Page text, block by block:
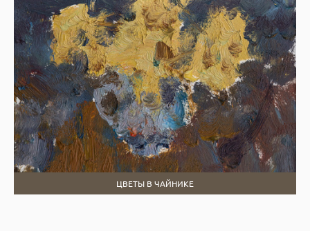
ЦВЕТЫ В ЧАЙНИКЕ